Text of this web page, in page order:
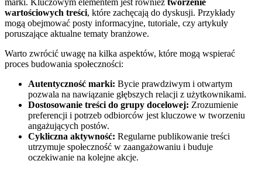
wartościowych treści, które zachęcają do dyskusji. Przykłady
mogą obejmować posty informacyjne, tutoriale, czy artykuły
poruszające aktualne tematy branżowe.
Warto zwrócić uwagę na kilka aspektów, które mogą wspierać
proces budowania społeczności:
Autentyczność marki: Bycie prawdziwym i otwartym
pozwala na nawiązanie głębszych relacji z użytkownikami.
Dostosowanie treści do grupy docelowej: Zrozumienie
preferencji i potrzeb odbiorców jest kluczowe w tworzeniu
angażujących postów.
Cykliczna aktywność: Regularne publikowanie treści
utrzymuje społeczność w zaangażowaniu i buduje
oczekiwanie na kolejne akcje.